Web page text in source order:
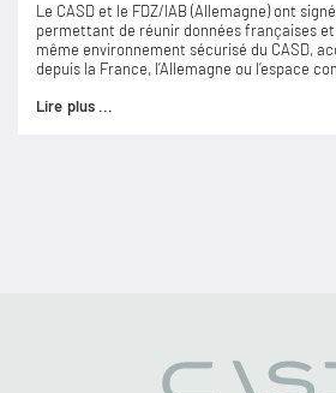
Le CASD et le FDZ/IAB (Allemagne) ont
permettant de réunir données françaises
même environnement sécurisé du CASD,
depuis la France, l’Allemagne ou l’espace
Lire plus ...